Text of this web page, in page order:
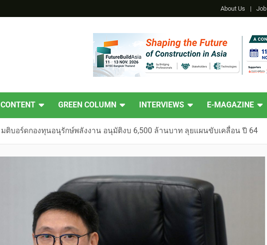
About Us Job
CONTENT GREEN COLUMN INTERVIEWS E-MAGAZINE
มติบอร์ดกองทุนอนุรักษ์พลังงาน อนุมัติงบ 6,500 ล้านบาท ลุยแผนขับเคลื่อน ปี 64